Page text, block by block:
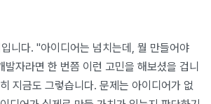
니다. "아이디어는 넘치는데, 뭘 만들어야
발자라면 한 번쯤 이런 고민을 해보셨을 겁니
지금도 그렇습니다. 문제는 아이디어가 없